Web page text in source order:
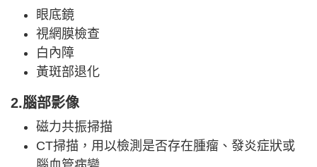
眼底鏡
視網膜檢查
白內障
黃斑部退化
2.腦部影像
磁力共振掃描
CT掃描，用以檢測是否存在腫瘤、發炎症狀或